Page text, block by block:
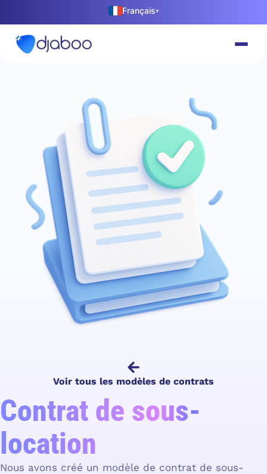
Français▾
Voir tous les modèles de contrats
Contrat de sous-
location
Nous avons créé un modèle de contrat de sous-